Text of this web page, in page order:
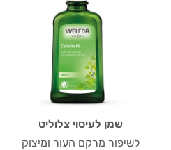
שמן לעיסוי צלוליט
לשיפור מרקם העור ומיצוק